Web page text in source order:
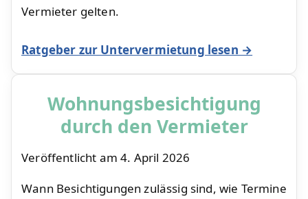
Vermieter gelten.
Ratgeber zur Untervermietung lesen →
Wohnungsbesichtigung
durch den Vermieter
Veröffentlicht am4. April 2026
Wann Besichtigungen zulässig sind, wie Termine